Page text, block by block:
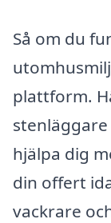
Så om du
plattform.
hjälpa dig
din offert
vackrare